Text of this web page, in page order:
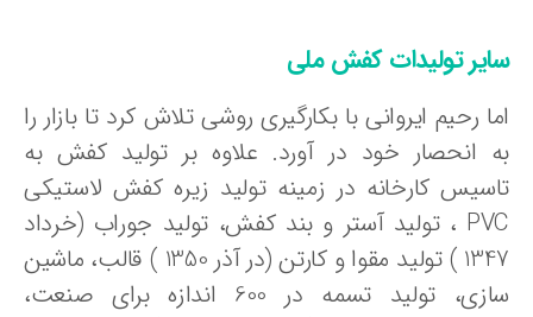
تولیدات کفش ملی
رحیم ایروانی با بکارگیری روشی تلاش کرد تا بازار را
انحصار خود در آورد. علاوه بر تولید کفش به
کارخانه در زمینه تولید زیره کفش لاستیکی
PVC ، تولید آستر و بند کفش، تولید جوراب (خرداد
1347 ) تولید مقوا و کارتن (در آذر 1350 ) قالب، ماشین
سازی، تولید تسمه در 600 اندازه برای صنعت،